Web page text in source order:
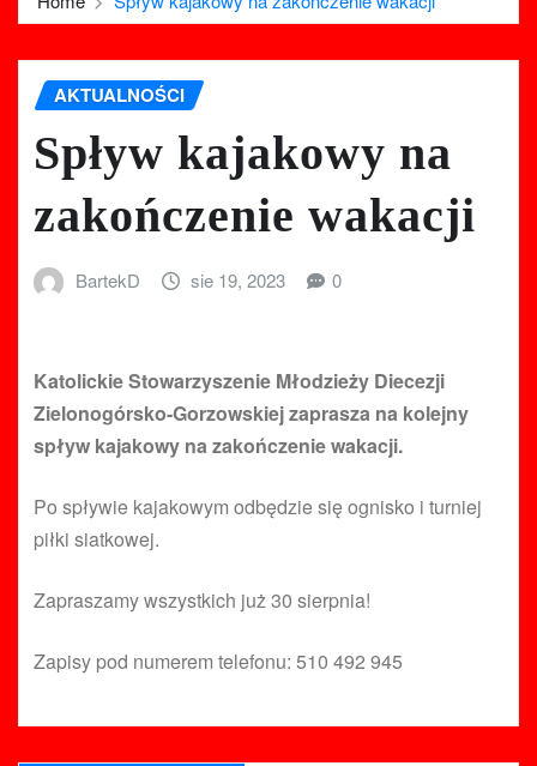
AKTUALNOŚCI
Spływ kajakowy na
zakończenie wakacji
BartekD sie 19, 2023 0
Katolickie Stowarzyszenie Młodzieży Diecezji
Zielonogórsko-Gorzowskiej zaprasza na kolejny
spływ kajakowy na zakończenie wakacji.
Po spływie kajakowym odbędzie się ognisko i turniej
piłki siatkowej.
Zapraszamy wszystkich już 30 sierpnia!
Zapisy pod numerem telefonu: 510 492 945